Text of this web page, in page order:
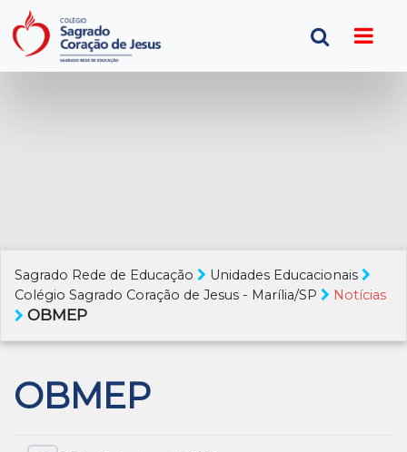
Sagrado Rede de Educação
Unidades Educacionais
Colégio Sagrado Coração de Jesus - Marília/SP
Notícias
OBMEP
OBMEP